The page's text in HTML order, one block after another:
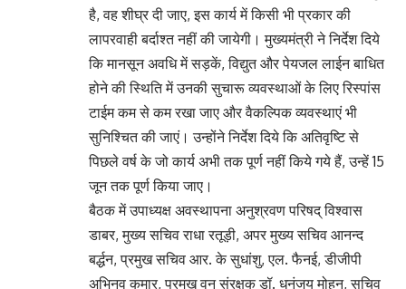
है, वह शीघ्र दी जाए, इस कार्य में किसी भी प्रकार की
लापरवाही बर्दाश्त नहीं की जायेगी। मुख्यमंत्री ने निर्देश दिये
कि मानसून अवधि में सड़कें, विद्युत और पेयजल लाईन बाधित
होने की स्थिति में उनकी सुचारू व्यवस्थाओं के लिए रिस्पांस
टाईम कम से कम रखा जाए और वैकल्पिक व्यवस्थाएं भी
सुनिश्चित की जाएं। उन्होंने निर्देश दिये कि अतिवृष्टि से
पिछले वर्ष के जो कार्य अभी तक पूर्ण नहीं किये गये हैं, उन्हें 15
जून तक पूर्ण किया जाए।
बैठक में उपाध्यक्ष अवस्थापना अनुश्रवण परिषद् विश्वास
डाबर, मुख्य सचिव राधा रतूड़ी, अपर मुख्य सचिव आनन्द
बर्द्धन, प्रमुख सचिव आर. के सुधांशु, एल. फैनई, डीजीपी
अभिनव कुमार, प्रमुख वन संरक्षक डॉ. धनंजय मोहन, सचिव